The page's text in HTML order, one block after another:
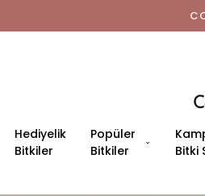
Hediyelik
Bitkiler
Popüler
Bitkiler
Bitki